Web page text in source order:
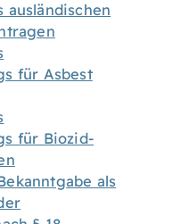
ausländischen
für Asbest
für Biozid-
als